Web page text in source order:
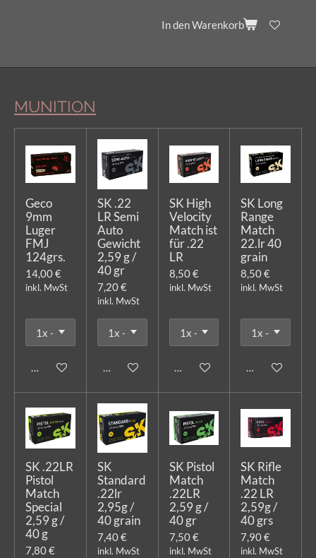
In den Warenkorb
MUNITION
Geco
9mm
Luger
FMJ
124grs.
14,00 €
inkl. MwSt
In den Warenkorb
SK .22
LR Semi
Auto
Gewicht
2,59 g /
40 gr
7,20 €
inkl. MwSt
In den Warenkorb
SK High
Velocity
Match ist
für .22
LR
8,50 €
inkl. MwSt
In den Warenkorb
SK Long
Range
Match
22.lr 40
grain
8,50 €
inkl. MwSt
In den
SK .22LR
Pistol
Match
Special
2,59 g /
40 g
7,80 €
SK
Standard
.22lr
2,95g /
40 grain
7,40 €
inkl. MwSt
SK Pistol
Match
.22LR
2,59 g /
40 gr
7,50 €
inkl. MwSt
SK Rifle
Match
.22 LR
2,59g /
40 grs
7,90 €
inkl. MwSt